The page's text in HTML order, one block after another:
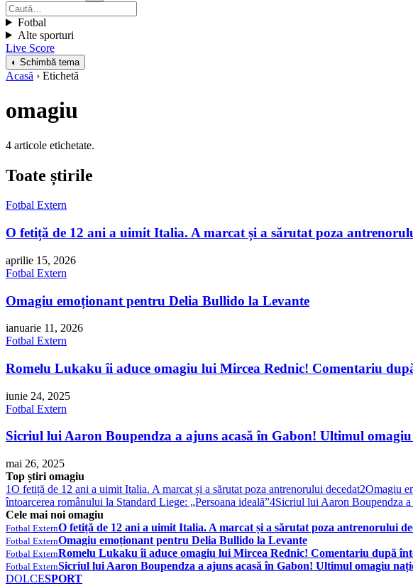
Fotbal
Alte sporturi
Live Score
◐ Schimbă tema
Acasă › Etichetă
omagiu
4 articole etichetate.
Toate știrile
Fotbal Extern
O fetiță de 12 ani a uimit Italia. A marcat și a sărutat poza
aprilie 15, 2026
Fotbal Extern
Omagiu emoționant pentru Delia Bullido la Levante
ianuarie 11, 2026
Fotbal Extern
Romelu Lukaku îi aduce omagiu lui Mircea Rednic! Comentariu
iunie 24, 2025
Fotbal Extern
Sicriul lui Aaron Boupendza a ajuns acasă în Gabon! Ultimul
mai 26, 2025
Top știri omagiu
1O fetiță de 12 ani a uimit Italia. A marcat și a sărutat poza antrenorului decedat2Omagiu
întoarcerea românului la Standard Liege: „Persoana ideală”4Sicriul lui Aaron Boupendza
Cele mai noi omagiu
Fotbal ExternO fetiță de 12 ani a uimit Italia. A marcat și a sărutat poza antrenorului
Fotbal ExternOmagiu emoționant pentru Delia Bullido la Levante
Fotbal ExternRomelu Lukaku îi aduce omagiu lui Mircea Rednic! Comentariu după
Fotbal ExternSicriul lui Aaron Boupendza a ajuns acasă în Gabon! Ultimul omagiu
DOLCESPORT